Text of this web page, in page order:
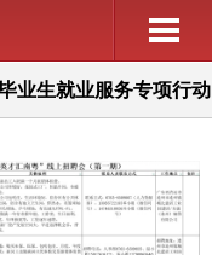
业生就业服务专项行动